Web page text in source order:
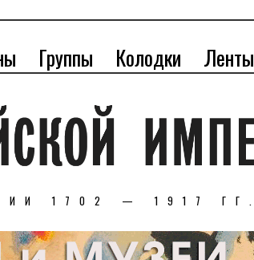
Группы Колодки Ленты
1702 — 1917 ГГ.